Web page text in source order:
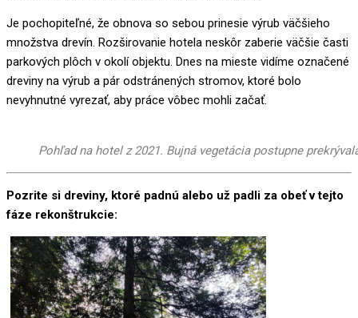
Je pochopiteľné, že obnova so sebou prinesie výrub väčšieho
množstva drevín. Rozširovanie hotela neskôr zaberie väčšie časti
parkových plôch v okolí objektu. Dnes na mieste vidíme označené
dreviny na výrub a pár odstránených stromov, ktoré bolo
nevyhnutné vyrezať, aby práce vôbec mohli začať.
Pohľad na hotel z 2021. Bujná vegetácia postupne
Pozrite si dreviny, ktoré padnú alebo už padli za obeť v tejto
fáze rekonštrukcie: